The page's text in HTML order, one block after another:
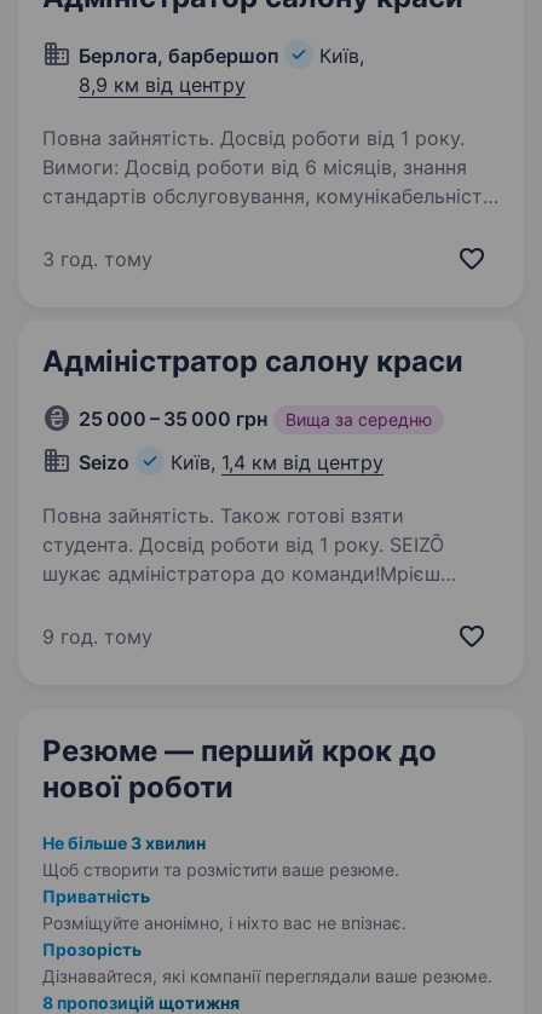
Берлога, барбершоп
Київ,
8,9 км від центру
Повна зайнятість. Досвід роботи від 1 року.
Вимоги: Досвід роботи від 6 місяців, знання
стандартів обслуговування, комунікабельність.
Умови роботи: Комфортна локація з зручним
3 год. тому
Адміністратор салону краси
25 000 – 35 000 грн Вища за середню
Seizo Київ, 1,4 км від центру
Повна зайнятість. Також готові взяти
студента. Досвід роботи від 1 року. SEIZŌ
шукає адміністратора до команди!Мрієш
це не просто про зовнішність, а про підхід
9 год. тому
Резюме — перший крок до
нової роботи
Не більше 3 хвилин
Щоб створити та розмістити ваше резюме.
Приватність
Розміщуйте анонімно, і ніхто вас не впізнає.
Прозорість
Дізнавайтеся, які компанії переглядали ваше резюме.
8 пропозицій щотижня